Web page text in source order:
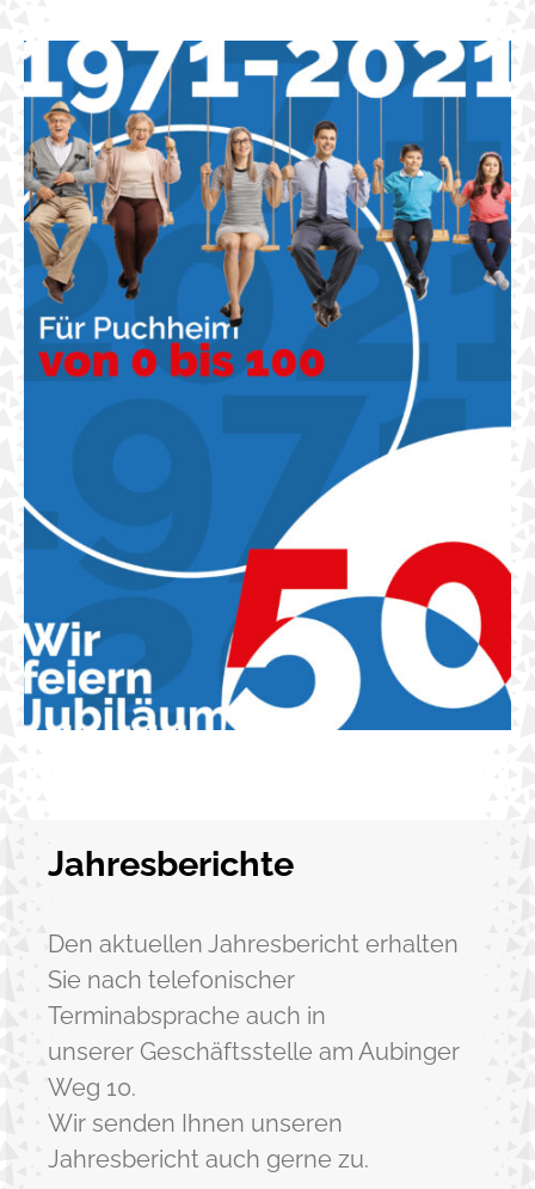
Jahresberichte
Den aktuellen Jahresbericht erhalten
Sie nach telefonischer
Terminabsprache auch in
unserer Geschäftsstelle am Aubinger
Weg 10.
Wir senden Ihnen unseren
Jahresbericht auch gerne zu.